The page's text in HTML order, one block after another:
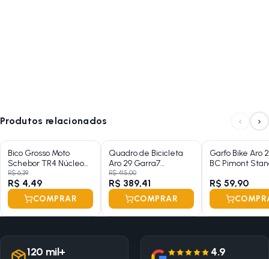
Produtos relacionados ‹ ›
Bico Grosso Moto
Schebor TR4 Núcleo
Curto
R$ 6,39
R$ 4,49
COMPRAR
Quadro de Bicicleta
Aro 29 Garra7
Hardtrail
R$ 415,00
R$ 389,41
COMPRAR
Garfo Bike Aro
BC Pimont
R$ 59,90
120 mil+ 4.9